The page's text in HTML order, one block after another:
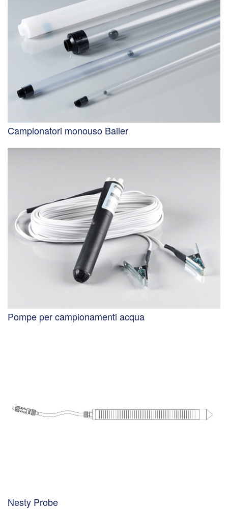
Campionatori monouso Bailer
Pompe per campionamenti acqua
Nesty Probe